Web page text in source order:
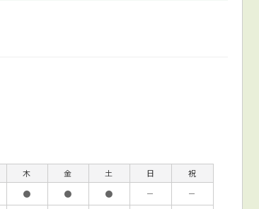
木 金 土 日
祝
● ● ● －
－